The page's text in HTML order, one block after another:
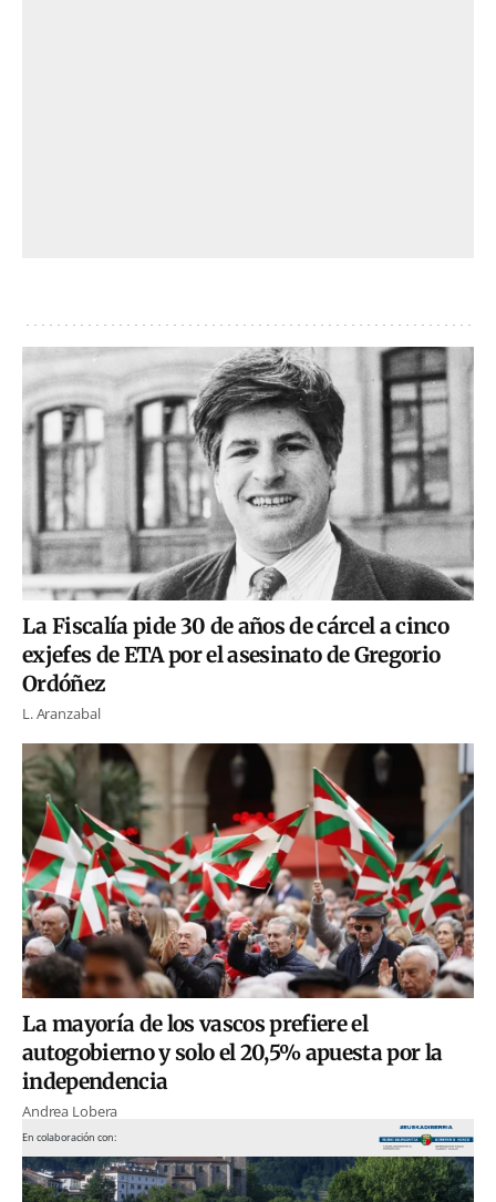
La Fiscalía pide 30 de años de cárcel a cinco
exjefes de ETA por el asesinato de Gregorio
Ordóñez
L. Aranzabal
La mayoría de los vascos prefiere el
autogobierno y solo el 20,5% apuesta por la
independencia
Andrea Lobera
En colaboración con: